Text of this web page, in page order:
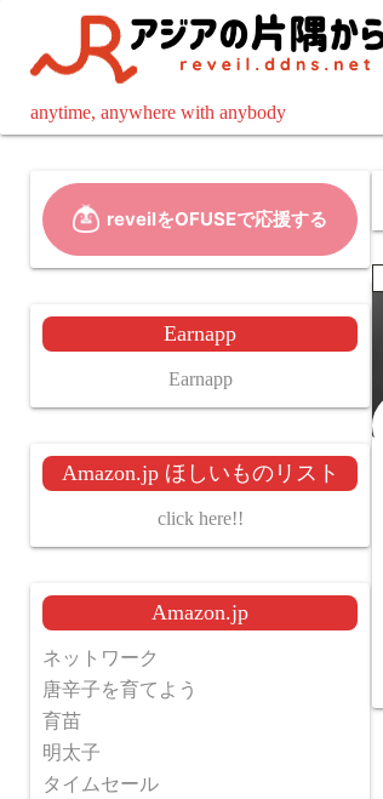
ツ
anytime, anywhere with anybody
Earnapp
Earnapp
Amazon.jp ほしいものリスト
click here!!
Amazon.jp
ネットワーク
唐辛子を育てよう
育苗
明太子
タイムセール